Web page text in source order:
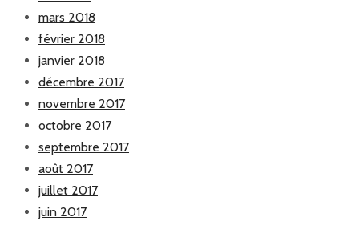
mars 2018
février 2018
janvier 2018
décembre 2017
novembre 2017
octobre 2017
septembre 2017
août 2017
juillet 2017
juin 2017